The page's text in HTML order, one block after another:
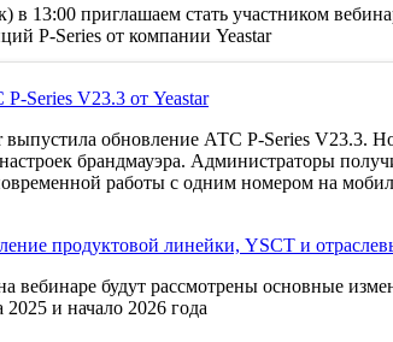
в 13:00 приглашаем стать участником
P-Series от компании Yeastar
Series V23.3 от Yeastar
выпустила обновление АТС P-Series V23.3.
брандмауэра. Администраторы
работы с одним номером на
продуктовой линейки, YSCT и
вебинаре будут рассмотрены основные
и начало 2026 года